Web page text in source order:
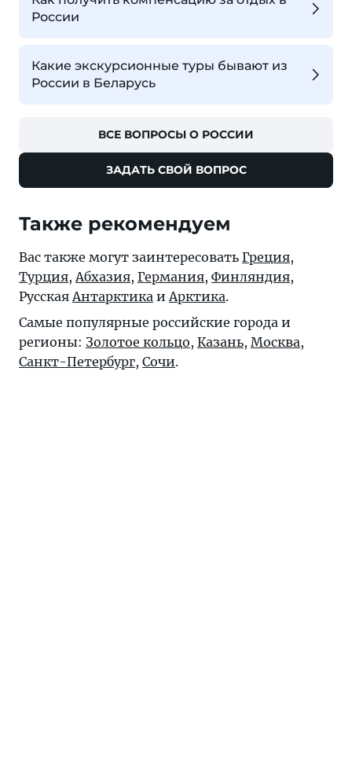
России
Какие экскурсионные туры бывают из
России в Беларусь
ВСЕ ВОПРОСЫ О РОССИИ
ЗАДАТЬ СВОЙ ВОПРОС
Также рекомендуем
Вас также могут заинтересовать Греция,
Турция, Абхазия, Германия, Финляндия,
Русская Антарктика и Арктика.
Самые популярные российские города и
регионы: Золотое кольцо, Казань, Москва,
Санкт-Петербург, Сочи.